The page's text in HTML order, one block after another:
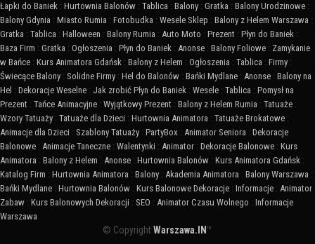
Łapki do Baniek : Hurtownia Balonów : Tablica : Balony : Gratka : Balony Urodzinowe :
Balony Gdynia : Miasto Rumia : Fotobudka : Wesele Sklep : Balony z Helem Warszawa :
Gratka : Tablica : Halloween : Balony Rumia : Auto Moto : Prezent : Płyn do Baniek :
Baza Firm : Gratka : Ogłoszenia : Płyn do Baniek : Anonse : Balony Foliowe : Zamykanie
w Bańce : Kurs Animatora Gdańsk : Balony z Helem : Ogłoszenia : Tablica : Firmy :
Świecące Balony : Solidne Firmy : Hel do Balonów : Bańki Mydlane : Anonse : Balony na
Hel : Dekoracje Weselne : Jak zrobić Płyn do Baniek : Wesele : Tablica : Pomysł na
Prezent : Tańce Animacyjne : Wyjątkowy Prezent : Balony z Helem Rumia : Tatuaże :
Wzory Tatuaży : Tatuaże dla Dzieci : Hurtownia Animatora : Tatuaże Brokatowe :
Animacje dla Dzieci : Szablony Tatuaży : PartyBox : Animator Seniora : Dekoracje
Balonowe : Animacje Taneczne : Walentynki : Animator : Dekoracje Balonowe : Kurs
Animatora : Balony z Helem : Anonse : Hurtownia Balonów : Kurs Animatora Gdańsk :
Katalog Firm : Hurtownia Animatora : Balony : Akademia Animatora : Balony Warszawa :
Bańki Mydlane : Hurtownia Balonów : Kurs Balonowe Dekoracje : Informacje : Animator
Zabaw : Kurs Balonowych Dekoracji : SEO : Animator Czasu Wolnego : Informacje
Warszawa
© CopyrightWarszawa.IN ™